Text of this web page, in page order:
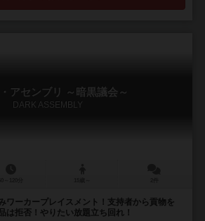
アセンブリ ～暗黒議会～
DARK ASSEMBLY
ワーカープレイスメント！支持者から貢物を
は拒否！やりたい放題立ち回れ！